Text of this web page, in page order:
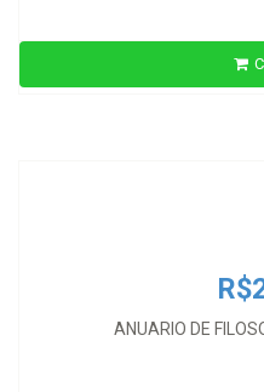
ANUARIO DE